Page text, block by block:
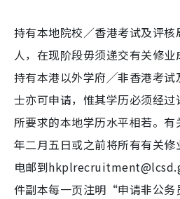
持有本地院校／香港考试及评
人，在现阶段毋须递交有关修业
持有本港以外学府╱非香港考试
士亦可申请，惟其学历必须经
所要求的本地学历水平相若。
年二月五日或之前将所有有关
电邮到
件副本每一页注明“申请非公务